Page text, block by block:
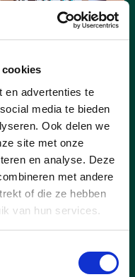
en advertenties te
media te bieden
Ook delen we
site met onze
en analyse. Deze
met andere
of die ze hebben
van hun services.
vaste